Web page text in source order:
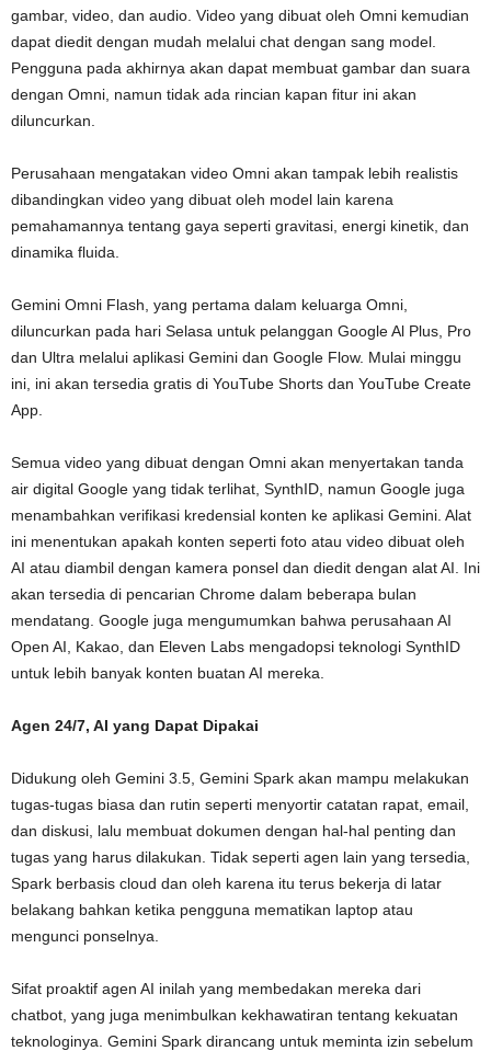
gambar, video, dan audio. Video yang dibuat oleh Omni kemudian
dapat diedit dengan mudah melalui chat dengan sang model.
Pengguna pada akhirnya akan dapat membuat gambar dan suara
dengan Omni, namun tidak ada rincian kapan fitur ini akan
diluncurkan.
Perusahaan mengatakan video Omni akan tampak lebih realistis
dibandingkan video yang dibuat oleh model lain karena
pemahamannya tentang gaya seperti gravitasi, energi kinetik, dan
dinamika fluida.
Gemini Omni Flash, yang pertama dalam keluarga Omni,
diluncurkan pada hari Selasa untuk pelanggan Google Al Plus, Pro
dan Ultra melalui aplikasi Gemini dan Google Flow. Mulai minggu
ini, ini akan tersedia gratis di YouTube Shorts dan YouTube Create
App.
Semua video yang dibuat dengan Omni akan menyertakan tanda
air digital Google yang tidak terlihat, SynthID, namun Google juga
menambahkan verifikasi kredensial konten ke aplikasi Gemini. Alat
ini menentukan apakah konten seperti foto atau video dibuat oleh
AI atau diambil dengan kamera ponsel dan diedit dengan alat AI. Ini
akan tersedia di pencarian Chrome dalam beberapa bulan
mendatang. Google juga mengumumkan bahwa perusahaan AI
Open AI, Kakao, dan Eleven Labs mengadopsi teknologi SynthID
untuk lebih banyak konten buatan AI mereka.
Agen 24/7, AI yang Dapat Dipakai
Didukung oleh Gemini 3.5, Gemini Spark akan mampu melakukan
tugas-tugas biasa dan rutin seperti menyortir catatan rapat, email,
dan diskusi, lalu membuat dokumen dengan hal-hal penting dan
tugas yang harus dilakukan. Tidak seperti agen lain yang tersedia,
Spark berbasis cloud dan oleh karena itu terus bekerja di latar
belakang bahkan ketika pengguna mematikan laptop atau
mengunci ponselnya.
Sifat proaktif agen AI inilah yang membedakan mereka dari
chatbot, yang juga menimbulkan kekhawatiran tentang kekuatan
teknologinya. Gemini Spark dirancang untuk meminta izin sebelum